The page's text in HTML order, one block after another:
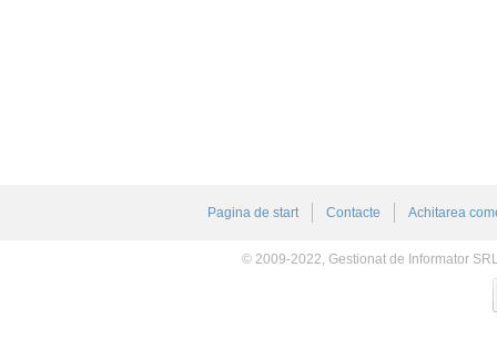
Pagina de start Contacte Achitarea
© 2009-2022, Gestionat de Informator